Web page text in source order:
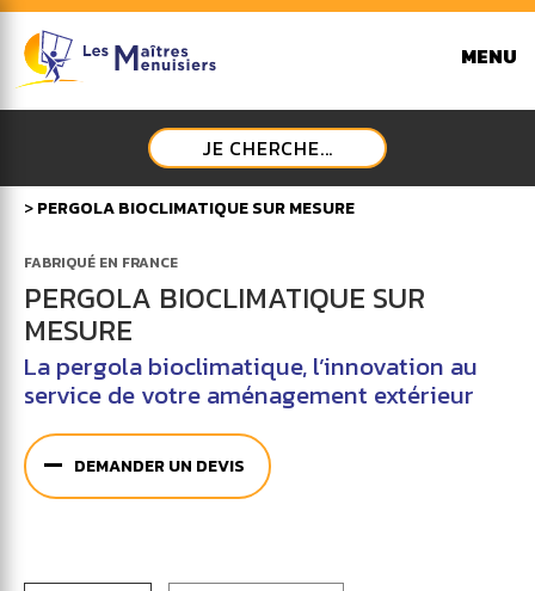
MENU
JE CHERCHE...
>PERGOLA BIOCLIMATIQUE SUR MESURE
FABRIQUÉ EN FRANCE
PERGOLA BIOCLIMATIQUE SUR
MESURE
La pergola bioclimatique, l’innovation au
service de votre aménagement extérieur
DEMANDER UN DEVIS